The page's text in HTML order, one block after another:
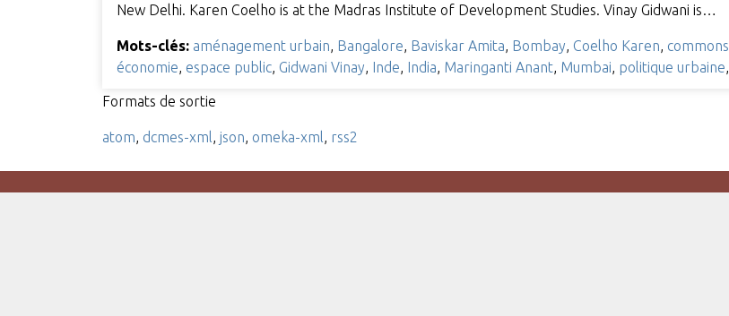
New Delhi. Karen Coelho is at the Madras Institute of Development Studies. Vinay Gidwani is…
Mots-clés: aménagement urbain Bangalore Baviskar Amita Bombay Coelho Karen commons
économie espace public, Gidwani Vinay Inde India Maringanti Anant, Mumbai politique urbaine
Formats de sortie
atom dcmes-xml json omeka-xml rss2